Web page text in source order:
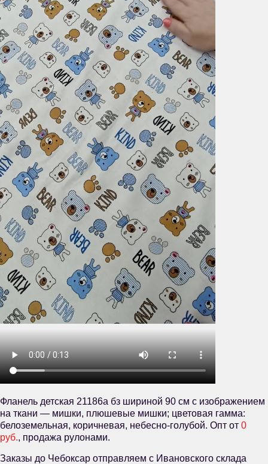
Фланель детская 21186а бз шириной 90 см с изображением
на ткани — мишки, плюшевые мишки; цветовая гамма:
белоземельная, коричневая, небесно-голубой. Опт от 0
руб., продажа рулонами.
Заказы до Чебоксар отправляем с Ивановского склада